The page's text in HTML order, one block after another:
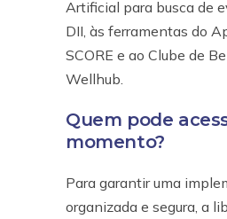
Artificial para busca de
DII, às ferramentas do
SCORE e ao Clube de
Wellhub.
Quem pode
momento?
Para garantir uma
organizada e segura, a